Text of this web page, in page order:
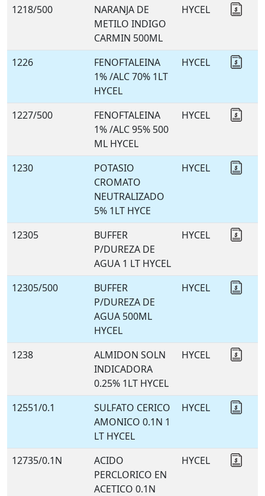
1218/500
NARANJA DE
METILO INDIGO
CARMIN 500ML
HYCEL
1226
FENOFTALEINA
1% /ALC 70% 1LT
HYCEL
HYCEL
1227/500
FENOFTALEINA
1% /ALC 95% 500
ML HYCEL
HYCEL
1230
POTASIO
CROMATO
NEUTRALIZADO
5% 1LT HYCE
HYCEL
12305
BUFFER
P/DUREZA DE
AGUA 1 LT HYCEL
HYCEL
12305/500
BUFFER
P/DUREZA DE
AGUA 500ML
HYCEL
HYCEL
1238
ALMIDON SOLN
INDICADORA
0.25% 1LT HYCEL
HYCEL
12551/0.1
SULFATO CERICO
AMONICO 0.1N 1
LT HYCEL
HYCEL
12735/0.1N
ACIDO
PERCLORICO EN
ACETICO 0.1N
HYCEL